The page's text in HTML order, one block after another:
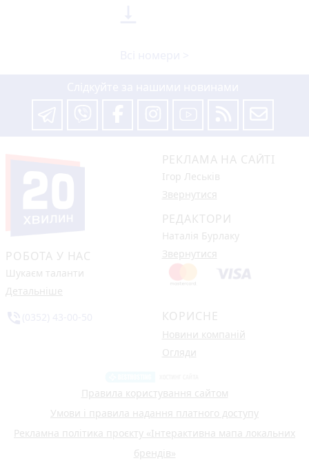
РОБОТА У НАС
Шукаєм таланти
Детальніше
РЕКЛАМА НА САЙТІ
Ігор Леськів
Звернутися
РЕДАКТОРИ
Наталія Бурлаку
Звернутися
КОРИСНЕ
Новини компаній
Огляди
Правила користування сайтом
Умови і правила надання платного доступу
Рекламна політика проєкту «Інтерактивна мапа локальних
брендів»